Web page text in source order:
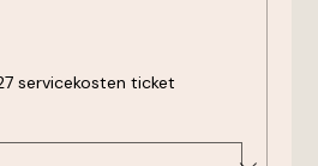
servicekosten ticket